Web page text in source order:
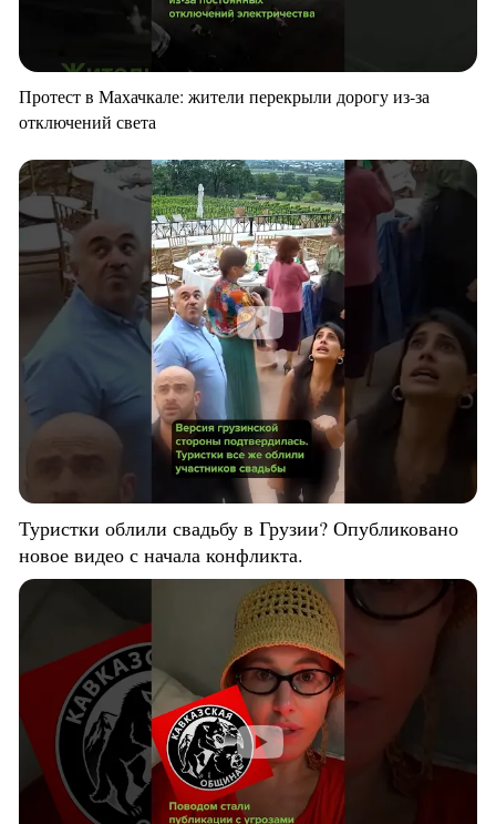
Протест в Махачкале: жители перекрыли дорогу из-за
отключений света
Туристки облили свадьбу в Грузии? Опубликовано
новое видео с начала конфликта.